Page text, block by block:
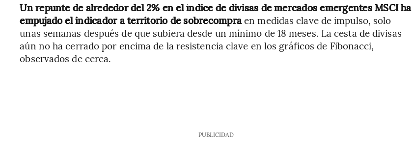
Un repunte de alrededor del 2% en el índice de divisas de mercados emergentes MSCI ha
empujado el indicador a territorio de sobrecompraen medidas clave de impulso, solo
unas semanas después de que subiera desde un mínimo de 18 meses. La cesta de divisas
aún no ha cerrado por encima de la resistencia clave en los gráficos de Fibonacci,
observados de cerca.
PUBLICIDAD